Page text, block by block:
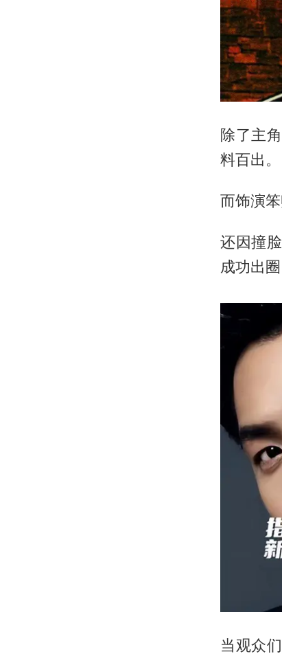
除了主
料百出。
而饰演
还因撞
成功出圈
当观众